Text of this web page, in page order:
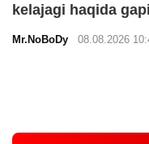
kelajagi haqida
Mr.NoBoDy 08.08.2026